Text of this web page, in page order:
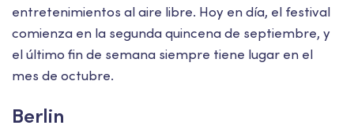
entretenimientos al aire libre. Hoy en día, el festival
comienza en la segunda quincena de septiembre, y
el último fin de semana siempre tiene lugar en el
mes de octubre.
Berlin